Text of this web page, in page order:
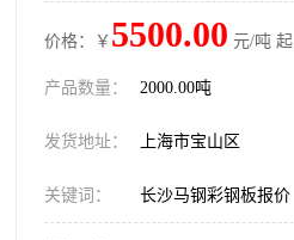
价格：￥ 5500.00 元/吨 起
产品数量： 2000.00吨
发货地址： 上海市宝山区
关键词： 长沙马钢彩钢板报价